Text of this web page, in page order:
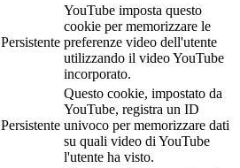
Persistente
YouTube imposta questo
cookie per memorizzare le
preferenze video dell'utente
utilizzando il video YouTube
incorporato.
Persistente
Questo cookie, impostato da
YouTube, registra un ID
univoco per memorizzare dati
su quali video di YouTube
l'utente ha visto.